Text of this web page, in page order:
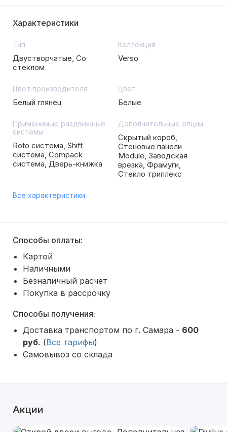
Характеристики
Тип
Двустворчатые, Со
стеклом
Коллекция
Verso
Цвет производителя
Белый глянец
Цвет
Белые
Применимые раздвижные
системы
Roto система, Shift
система, Compack
система, Дверь-книжка
Дополнительные опции
Скрытый короб,
Стеновые панели
Module, Заводская
врезка, Фрамуги,
Стекло триплекс
Все характеристики
Способы оплаты:
Картой
Наличными
Безналичный расчет
Покупка в рассрочку
Способы получения:
Доставка транспортом по г. Самара - 600
руб. (Все тарифы)
Самовывоз со склада
Акции